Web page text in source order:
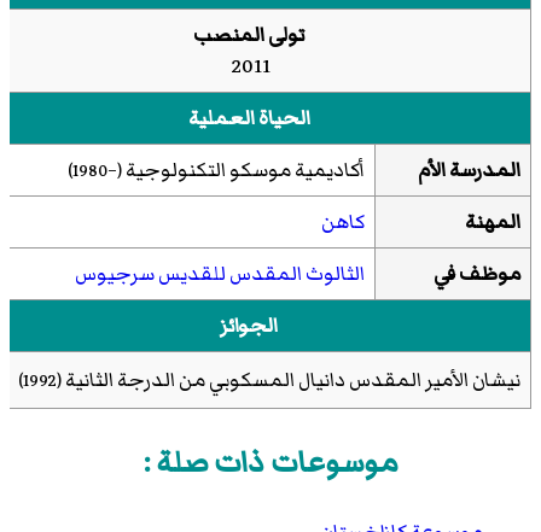
تولى المنصب
2011
الحياة العملية
المدرسة الأم
أكاديمية موسكو التكنولوجية(–1980)
المهنة
كاهن
موظف في
الثالوث المقدس للقديس سرجيوس
الجوائز
نيشان الأمير المقدس دانيال المسكوبي من الدرجة الثانية(1992)
موسوعات ذات صلة :